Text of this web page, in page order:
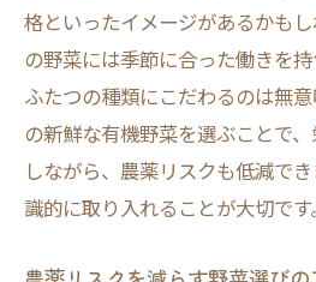
格といったイメージがあるかも
の野菜には季節に合った働きを
ふたつの種類にこだわるのは無
の新鮮な有機野菜を選ぶことで
しながら、農薬リスクも低減で
識的に取り入れることが大切です。